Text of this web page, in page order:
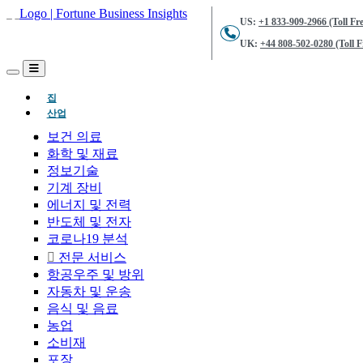
US: +1 833-909-2966 (Toll
UK: +44 808-502-0280 (Toll
집(현재의)
산업
보건 의료
화학 및 재료
정보기술
기계 장비
에너지 및 전력
반도체 및 전자
코로나19 분석
전문 서비스
항공우주 및 방위
자동차 및 운송
음식 및 음료
농업
소비재
포장